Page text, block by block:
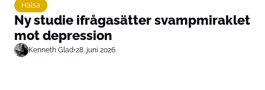
Hälsa
Ny studie ifrågasätter svampmiraklet
mot depression
Kenneth Glad•28. juni 2026